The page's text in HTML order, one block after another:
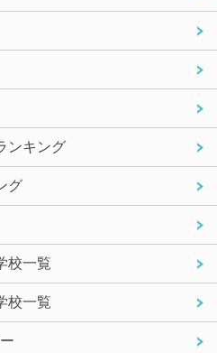
ンキング
グ
校一覧
校一覧